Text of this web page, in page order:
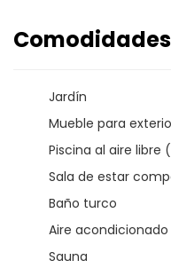
Jardín
Mueble para
Piscina al aire libre
Sala de estar
Baño turco
Aire acondicionado
Sauna